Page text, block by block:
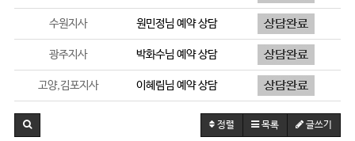
수원지사 원민정님 예약 상담
광주지사 박화수님 예약 상담
고양,김포지사 이혜림님 예약 상담
정렬 목록 글쓰기